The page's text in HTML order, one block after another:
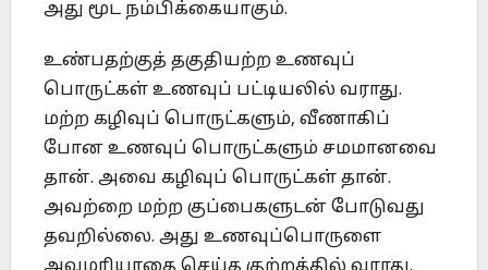
அது மூட நம்பிக்கையாகும்.
உண்பதற்குத் தகுதியற்ற உணவுப்
பொருட்கள் உணவுப் பட்டியலில் வராது.
மற்ற கழிவுப் பொருட்களும், வீணாகிப்
போன உணவுப் பொருட்களும் சமமானவை
தான். அவை கழிவுப் பொருட்கள் தான்.
அவற்றை மற்ற குப்பைகளுடன் போடுவது
தவறில்லை. அது உணவுப்பொருளை